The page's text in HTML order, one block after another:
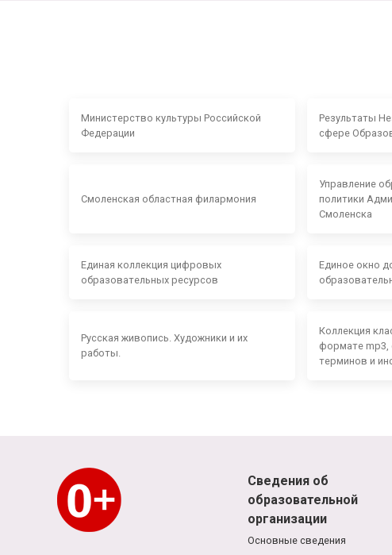
Министерство культуры Российской
Федерации
Результаты
сфере
Смоленская областная филармония
Управление
политики
Смоленска
Единая коллекция цифровых
образовательных ресурсов
Единое окно
Русская живопись. Художники и их
работы.
Коллекция
формате mp3,
терминов и
Сведения об
образовательной
организации
Основные сведения